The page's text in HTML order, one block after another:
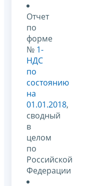
Отчет
по
форме
№ 1-
НДС
по
состоянию
на
01.01.2018,
сводный
в
целом
по
Российской
Федерации